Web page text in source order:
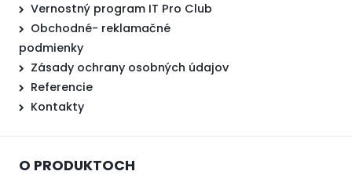
Vernostný program IT Pro Club
Obchodné- reklamačné
podmienky
Zásady ochrany osobných údajov
Referencie
Kontakty
O PRODUKTOCH